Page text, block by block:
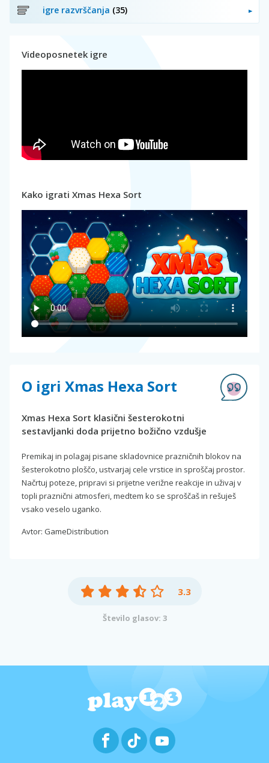
igre razvrščanja (35)
Videoposnetek igre
Kako igrati Xmas Hexa Sort
O igri Xmas Hexa Sort
Xmas Hexa Sort klasični šesterokotni
sestavljanki doda prijetno božično vzdušje
Premikaj in polagaj pisane skladovnice prazničnih blokov na
šesterokotno ploščo, ustvarjaj cele vrstice in sproščaj prostor.
Načrtuj poteze, pripravi si prijetne verižne reakcije in uživaj v
topli praznični atmosferi, medtem ko se sproščaš in rešuješ
vsako veselo uganko.
Avtor: GameDistribution
3.3
Število glasov: 3